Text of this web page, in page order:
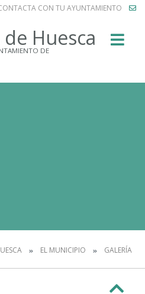
CON TU AYUNTAMIENTO
de Huesca
DE
EL MUNICIPIO GALERÍA